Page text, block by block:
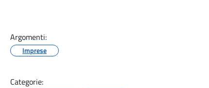
Argomenti:
Imprese
Categorie: